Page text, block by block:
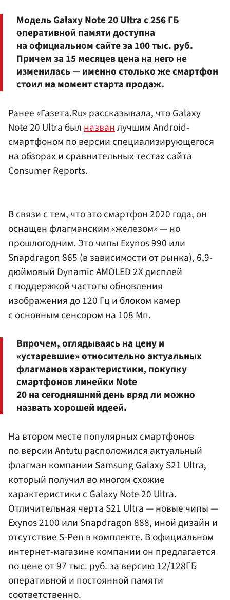
Модель Galaxy Note 20 Ultra с 256 ГБ
оперативной памяти доступна
на официальном сайте за 100 тыс. руб.
Причем за 15 месяцев цена на него не
изменилась — именно столько же смартфон
стоил на момент старта продаж.
Ранее «Газета.Ru» рассказывала, что Galaxy
Note 20 Ultra былназванлучшим Android-
смартфоном по версии специализирующегося
на обзорах и сравнительных тестах сайта
Consumer Reports.
В связи с тем, что это смартфон 2020 года, он
оснащен флагманским «железом» — но
прошлогодним. Это чипы Exynos 990 или
Snapdragon 865 (в зависимости от рынка), 6,9-
дюймовый Dynamic AMOLED 2X дисплей
с поддержкой частоты обновления
изображения до 120 Гц и блоком камер
с основным сенсором на 108 Мп.
Впрочем, оглядываясь на цену и
«устаревшие» относительно актуальных
флагманов характеристики, покупку
смартфонов линейки Note
20 на сегодняшний день вряд ли можно
назвать хорошей идеей.
На втором месте популярных смартфонов
по версии Antutu расположился актуальный
флагман компании Samsung Galaxy S21 Ultra,
который получил во многом схожие
характеристики с Galaxy Note 20 Ultra.
Отличительная черта S21 Ultra — новые чипы —
Exynos 2100 или Snapdragon 888, иной дизайн и
отсутствие S-Pen в комплекте. В официальном
интернет-магазине компании он предлагается
по цене от 97 тыс. руб. за версию 12/128ГБ
оперативной и постоянной памяти
соответственно.